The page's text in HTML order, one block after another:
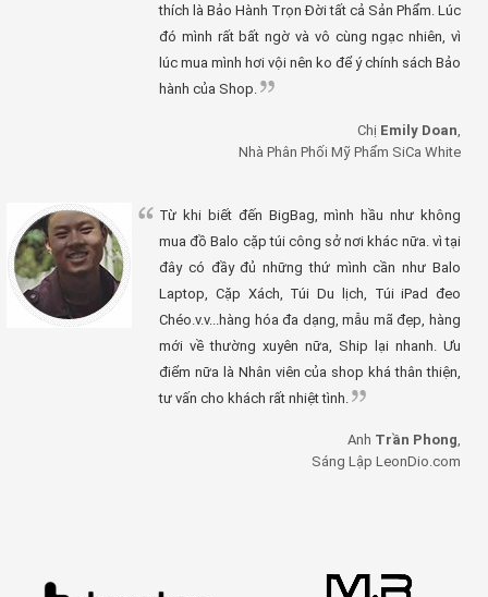
thích là Bảo Hành Trọn Đời tất cả Sản Phẩm. Lúc
đó mình rất bất ngờ và vô cùng ngạc nhiên, vì
lúc mua mình hơi vội nên ko để ý chính sách Bảo
hành của Shop.
Chị Emily Doan
Nhà Phân Phối Mỹ Phẩm SiCa White
Từ khi biết đến BigBag, mình hầu như không
mua đồ Balo cặp túi công sở nơi khác nữa. vì tại
đây có đầy đủ những thứ mình cần như Balo
Laptop, Cặp Xách, Túi Du lịch, Túi iPad đeo
Chéo.v.v...hàng hóa đa dạng, mẫu mã đẹp, hàng
mới về thường xuyên nữa, Ship lại nhanh. Ưu
điểm nữa là Nhân viên của shop khá thân thiện,
tư vấn cho khách rất nhiệt tình.
Anh Trần Phong
Sáng Lập LeonDio.com